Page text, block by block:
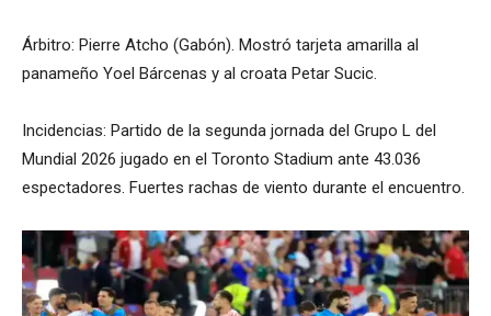
Árbitro: Pierre Atcho (Gabón). Mostró tarjeta amarilla al
panameño Yoel Bárcenas y al croata Petar Sucic.
Incidencias: Partido de la segunda jornada del Grupo L del
Mundial 2026 jugado en el Toronto Stadium ante 43.036
espectadores. Fuertes rachas de viento durante el encuentro.